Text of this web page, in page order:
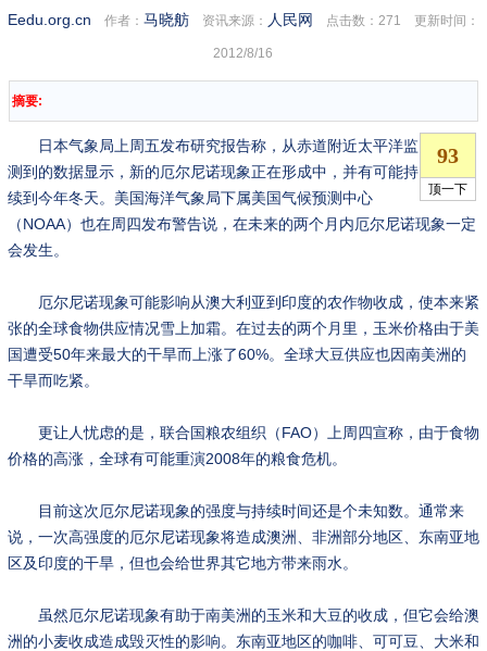
Eedu.org.cn 作者： 马晓舫资讯来源： 人民网 点击数： 271 更新时间：
2012/8/16
摘要:
日本气象局上周五发布研究报告称，从赤道附近太平洋监
测到的数据显示，新的厄尔尼诺现象正在形成中，并有可能持
续到今年冬天。美国海洋气象局下属美国气候预测中心
（NOAA）也在周四发布警告说，在未来的两个月内厄尔尼诺现象一定
会发生。
厄尔尼诺现象可能影响从澳大利亚到印度的农作物收成，使本来紧
张的全球食物供应情况雪上加霜。在过去的两个月里，玉米价格由于美
国遭受50年来最大的干旱而上涨了60%。全球大豆供应也因南美洲的
干旱而吃紧。
更让人忧虑的是，联合国粮农组织（FAO）上周四宣称，由于食物
价格的高涨，全球有可能重演2008年的粮食危机。
目前这次厄尔尼诺现象的强度与持续时间还是个未知数。通常来
说，一次高强度的厄尔尼诺现象将造成澳洲、非洲部分地区、东南亚地
区及印度的干旱，但也会给世界其它地方带来雨水。
虽然厄尔尼诺现象有助于南美洲的玉米和大豆的收成，但它会给澳
洲的小麦收成造成毁灭性的影响。东南亚地区的咖啡、可可豆、大米和